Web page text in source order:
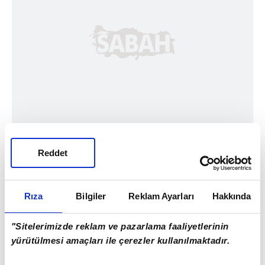
Rıza Bilgiler Reklam Ayarları Hakkında
"Sitelerimizde reklam ve pazarlama faaliyetlerinin
yürütülmesi amaçları ile çerezler kullanılmaktadır.
Reddet
Haber Girişi